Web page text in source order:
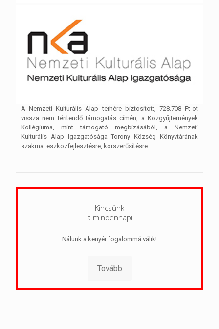
A Nemzeti Kulturális Alap terhére biztosított, 728.708 Ft-ot
vissza nem térítendő támogatás címén, a Közgyűjtemények
Kollégiuma, mint támogató megbízásából, a Nemzeti
Kulturális Alap Igazgatósága Torony Község Könyvtárának
szakmai eszközfejlesztésre, korszerűsítésre.
Kincsünk
a mindennapi
Nálunk a kenyér fogalommá válik!
Tovább